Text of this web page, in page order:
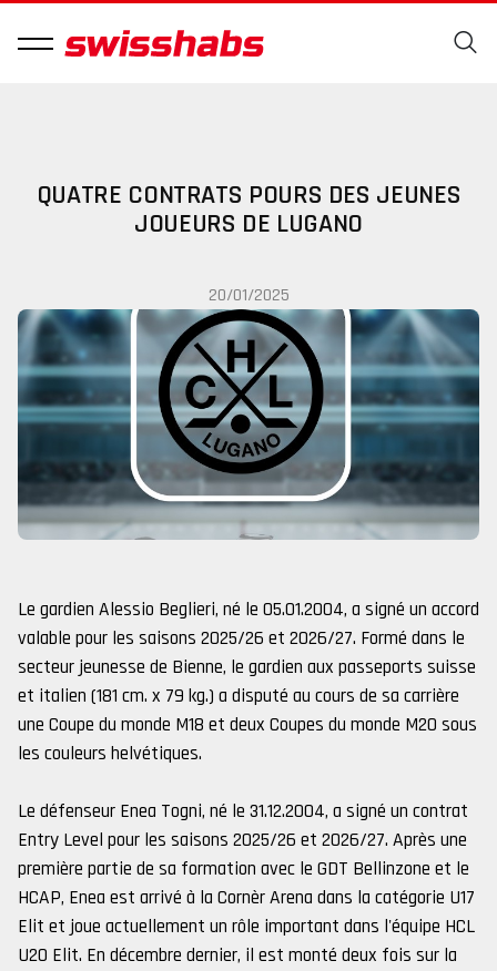
QUATRE CONTRATS POURS DES JEUNES
JOUEURS DE LUGANO
20/01/2025
Le gardien Alessio Beglieri, né le 05.01.2004, a signé un accord
valable pour les saisons 2025/26 et 2026/27. Formé dans le
secteur jeunesse de Bienne, le gardien aux passeports suisse
et italien (181 cm. x 79 kg.) a disputé au cours de sa carrière
une Coupe du monde M18 et deux Coupes du monde M20 sous
les couleurs helvétiques.
Le défenseur Enea Togni, né le 31.12.2004, a signé un contrat
Entry Level pour les saisons 2025/26 et 2026/27. Après une
première partie de sa formation avec le GDT Bellinzone et le
HCAP, Enea est arrivé à la Cornèr Arena dans la catégorie U17
Elit et joue actuellement un rôle important dans l'équipe HCL
U20 Elit. En décembre dernier, il est monté deux fois sur la